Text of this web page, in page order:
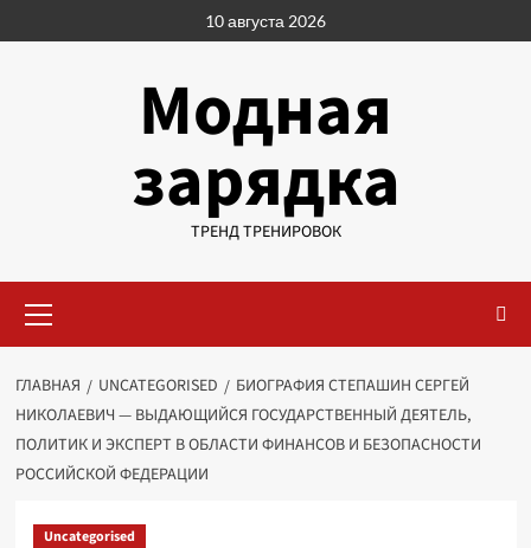
к
10 августа 2026
Модная
зарядка
ТРЕНД ТРЕНИРОВОК
меню
ГЛАВНАЯ UNCATEGORISED
БИОГРАФИЯ СТЕПАШИН СЕРГЕЙ
НИКОЛАЕВИЧ — ВЫДАЮЩИЙСЯ ГОСУДАРСТВЕННЫЙ ДЕЯТЕЛЬ,
ПОЛИТИК И ЭКСПЕРТ В ОБЛАСТИ ФИНАНСОВ И БЕЗОПАСНОСТИ
РОССИЙСКОЙ ФЕДЕРАЦИИ
Uncategorised